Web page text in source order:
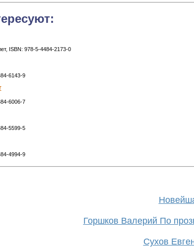
ISBN: 978-5-4484-2173-0
6143-9
6006-7
5599-5
4994-9
Горшков Валерий По
Сухов